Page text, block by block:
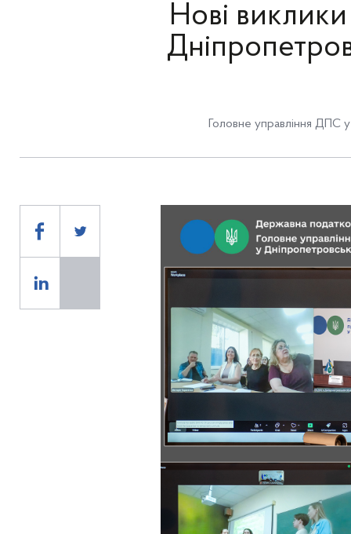
Нові виклики
Головне управління ДПС